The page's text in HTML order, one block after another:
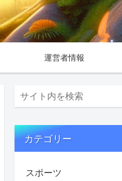
運営者情報
カテゴリー
スポーツ